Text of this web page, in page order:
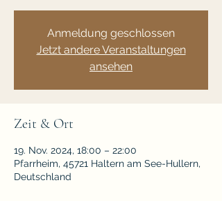
Anmeldung geschlossen
Jetzt andere Veranstaltungen
ansehen
Zeit & Ort
19. Nov. 2024, 18:00 – 22:00
Pfarrheim, 45721 Haltern am See-Hullern,
Deutschland